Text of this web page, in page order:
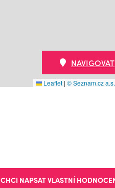
Leaflet | © Seznam.cz
NAVIGOVAT
CHCI NAPSAT VLASTNÍ